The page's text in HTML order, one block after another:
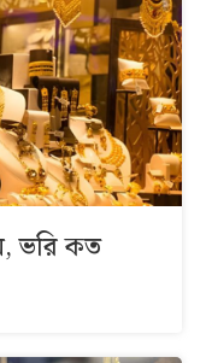
ভরি কত